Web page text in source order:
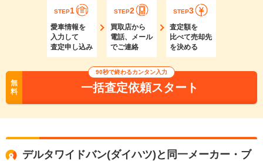
STEP1
愛車情報を
入力して
査定申し込み
STEP2
買取店から
電話、メール
でご連絡
STEP3
査定額を
比べて売却先
を決める
無
料
90秒で終わるカンタン入力
一括査定依頼スタート
デルタワイドバン(ダイハツ)と同一メーカー・ブ